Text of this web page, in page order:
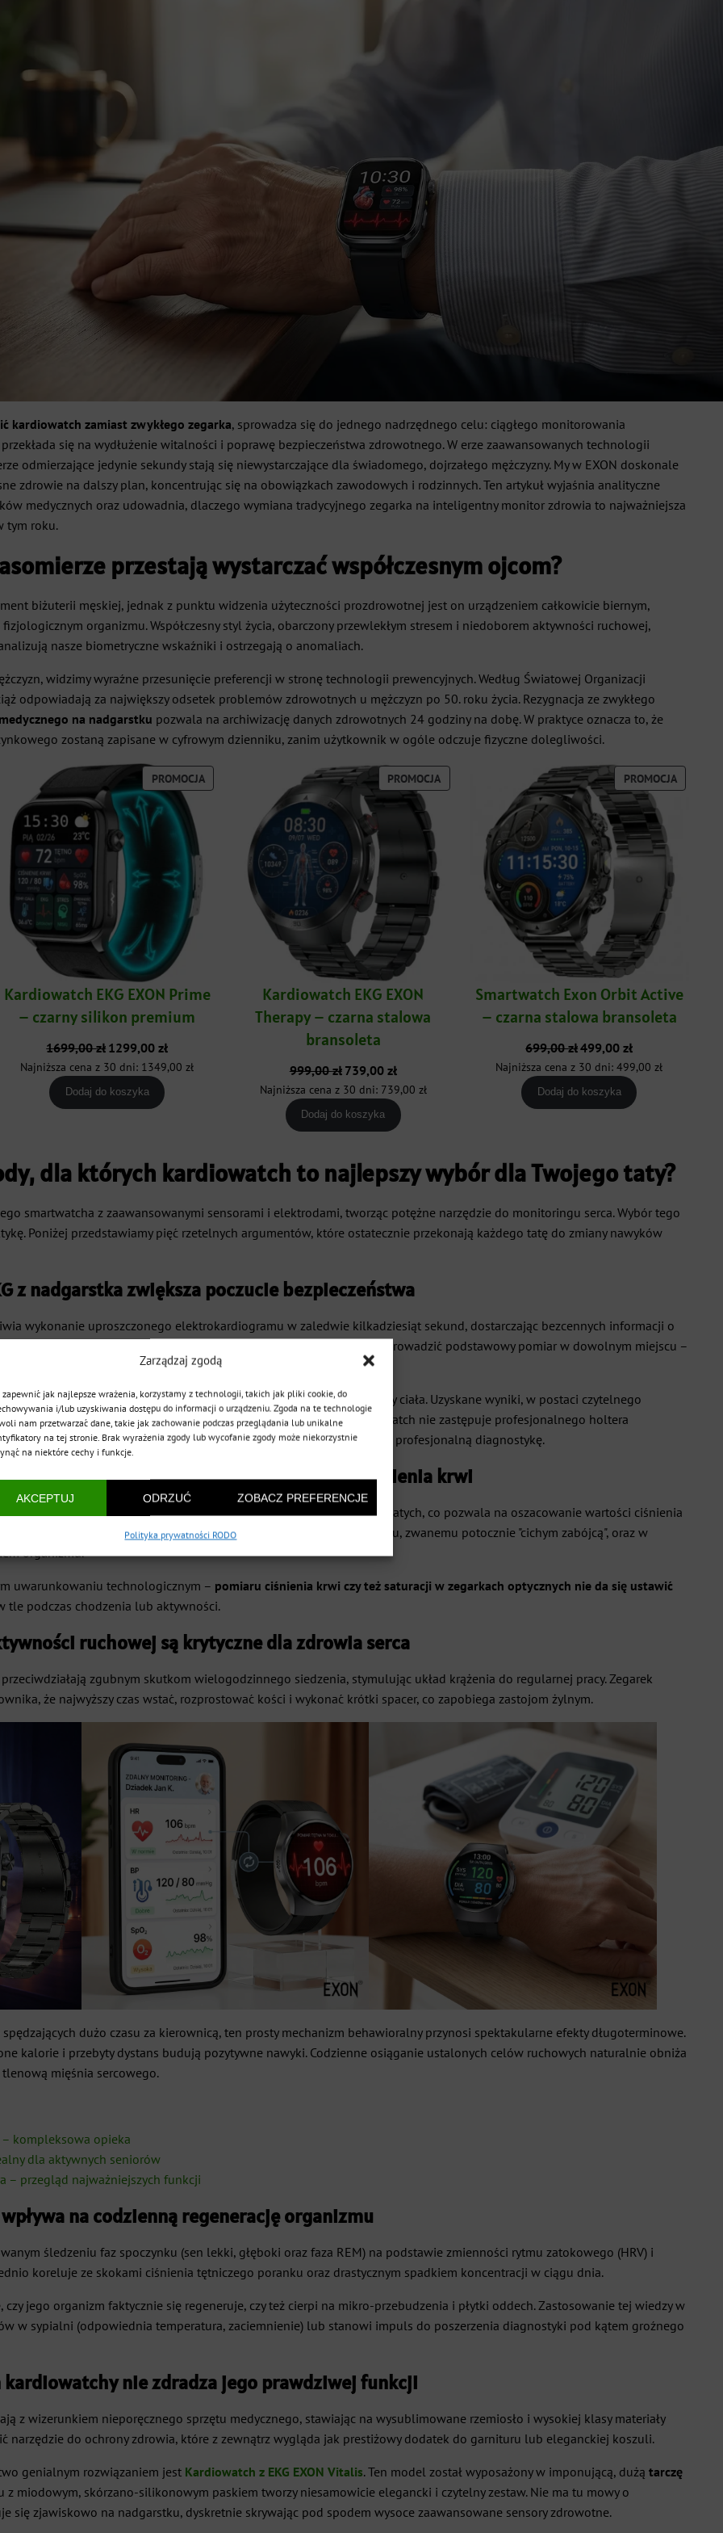
Zarządzaj zgodą
zapewnić jak najlepsze wrażenia, korzystamy z technologii, takich jak pliki cookie, do
i/lub uzyskiwania dostępu do informacji o urządzeniu. Zgoda na te technologie
nam przetwarzać dane, takie jak zachowanie podczas przeglądania lub unikalne
na tej stronie. Brak wyrażenia zgody lub wycofanie zgody może niekorzystnie
na niektóre cechy i funkcje.
AKCEPTUJ ODRZUĆ ZOBACZ PREFERENCJE
Polityka prywatności RODO
kardiowatch zamiast zwykłego zegarka, sprowadza się do jednego nadrzędnego celu: ciągłego monitorowania
się na wydłużenie witalności i poprawę bezpieczeństwa zdrowotnego. W erze zaawansowanych technologii
odmierzające jedynie sekundy stają się niewystarczające dla świadomego, dojrzałego mężczyzny. My w EXON doskonale
zdrowie na dalszy plan, koncentrując się na obowiązkach zawodowych i rodzinnych. Ten artykuł wyjaśnia analityczne
medycznych oraz udowadnia, dlaczego wymiana tradycyjnego zegarka na inteligentny monitor zdrowia to najważniejsza
tym roku.
przestają wystarczać współczesnym ojcom?
biżuterii męskiej, jednak z punktu widzenia użyteczności prozdrowotnej jest on urządzeniem całkowicie biernym,
organizmu. Współczesny styl życia, obarczony przewlekłym stresem i niedoborem aktywności ruchowej,
nasze biometryczne wskaźniki i ostrzegają o anomaliach.
widzimy wyraźne przesunięcie preferencji w stronę technologii prewencyjnych. Według Światowej Organizacji
odpowiadają za największy odsetek problemów zdrowotnych u mężczyzn po 50. roku życia. Rezygnacja ze zwykłego
na nadgarstku pozwala na archiwizację danych zdrowotnych 24 godziny na dobę. W praktyce oznacza to, że
zostaną zapisane w cyfrowym dzienniku, zanim użytkownik w ogóle odczuje fizyczne dolegliwości.
PROMOCJAPRODUKT
W
Kardiowatch EKG EXON Prime
– czarny silikon premium
1699,00zł Pierwotna
cena
wynosiła:
1699,00 zł.
1299,00złAktualna
cena
wynosi:
Najniższa cena z 30 dni: 1349,00zł
Dodaj do koszyka
PROMOCJAPRODUKT
W
Kardiowatch EKG EXON
Therapy – czarna stalowa
bransoleta
999,00zł Pierwotna
cena
wynosiła:
999,00 zł.
739,00 złAktualna
cena
wynosi:
739,00 zł.
Najniższa cena z 30 dni: 739,00 zł
Dodaj do koszyka
PROMOCJAPRODUKT
W
Smartwatch Exon Orbit Active
– czarna stalowa bransoleta
699,00zł Pierwotna
cena
wynosiła:
699,00 zł.
499,00złAktualna
cena
wynosi:
499,00 zł.
Najniższa cena z 30 dni:499,00zł
Dodaj do koszyka
dla których kardiowatch to najlepszy wybór dla Twojego taty?
smartwatcha z zaawansowanymi sensorami i elektrodami, tworząc potężne narzędzie do monitoringu serca. Wybór tego
Poniżej przedstawiamy pięć rzetelnych argumentów, które ostatecznie przekonają każdego tatę do zmiany nawyków
z nadgarstka zwiększa poczucie bezpieczeństwa
wykonanie uproszczonego elektrokardiogramu w zaledwie kilkadziesiąt sekund, dostarczając bezcennych informacji o
czekać na odległy termin wizyty w przychodni, tata może przeprowadzić podstawowy pomiar w dowolnym miejscu –
palca do bocznej elektrody zegarka, co zamyka obwód elektryczny ciała. Uzyskane wyniki, w postaci czytelnego
arytmii lub migotania przedsionków. Oczywiście żaden smartwatch nie zastępuje profesjonalnego holtera
wczesnego ostrzegania, ułatwiający lekarzowi kardiologowi dalszą, profesjonalną diagnostykę.
w odpowiedzialnej kontroli ciśnienia i natlenienia krwi
czujniki optyczne do analizy przepływu krwi w naczyniach włosowatych, co pozwala na oszacowanie wartości ciśnienia
tych parametrów jest kluczowa w zapobieganiu nadciśnieniu, zwanemu potocznie "cichym zabójcą", oraz w
organizmu.
uwarunkowaniu technologicznym – pomiaru ciśnienia krwi czy też saturacji w zegarkach optycznych nie da się ustawić
tle podczas chodzenia lub aktywności.
ruchowej są krytyczne dla zdrowia serca
zgubnym skutkom wielogodzinnego siedzenia, stymulując układ krążenia do regularnej pracy. Zegarek
że najwyższy czas wstać, rozprostować kości i wykonać krótki spacer, co zapobiega zastojom żylnym.
dużo czasu za kierownicą, ten prosty mechanizm behawioralny przynosi spektakularne efekty długoterminowe.
kalorie i przebyty dystans budują pozytywne nawyki. Codzienne osiąganie ustalonych celów ruchowych naturalnie obniża
mięśnia sercowego.
– kompleksowa opieka
dla aktywnych seniorów
– przegląd najważniejszych funkcji
na codzienną regenerację organizmu
śledzeniu faz spoczynku (sen lekki, głęboki oraz faza REM) na podstawie zmienności rytmu zatokowego (HRV) i
koreluje ze skokami ciśnienia tętniczego poranku oraz drastycznym spadkiem koncentracji w ciągu dnia.
jego organizm faktycznie się regeneruje, czy też cierpi na mikro-przebudzenia i płytki oddech. Zastosowanie tej wiedzy w
w sypialni (odpowiednia temperatura, zaciemnienie) lub stanowi impuls do poszerzenia diagnostyki pod kątem groźnego
kardiowatchy nie zdradza jego prawdziwej funkcji
z wizerunkiem nieporęcznego sprzętu medycznego, stawiając na wysublimowane rzemiosło i wysokiej klasy materiały
narzędzie do ochrony zdrowia, które z zewnątrz wygląda jak prestiżowy dodatek do garnituru lub eleganckiej koszuli.
genialnym rozwiązaniem jest Kardiowatch z EKG EXON Vitalis. Ten model został wyposażony w imponującą, dużą tarczę
z miodowym, skórzano-silikonowym paskiem tworzy niesamowicie elegancki i czytelny zestaw. Nie ma tu mowy o
się zjawiskowo na nadgarstku, dyskretnie skrywając pod spodem wysoce zaawansowane sensory zdrowotne.